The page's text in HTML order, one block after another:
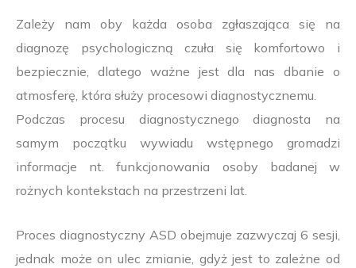
Zależy nam oby każda osoba zgłaszająca się na
diagnozę psychologiczną czuła się komfortowo i
bezpiecznie, dlatego ważne jest dla nas dbanie o
atmosferę, która służy procesowi diagnostycznemu.
Podczas procesu diagnostycznego diagnosta na
samym początku wywiadu wstępnego gromadzi
informacje nt. funkcjonowania osoby badanej w
rożnych kontekstach na przestrzeni lat.
Proces diagnostyczny ASD obejmuje zazwyczaj 6 sesji,
jednak może on ulec zmianie, gdyż jest to zależne od